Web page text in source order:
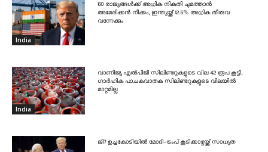
India
60 രാജ്യങ്ങൾക്ക് അധിക നികുതി ചുമത്താൻ
അമേരിക്കൻ നീക്കം, ഇന്ത്യയ്ക്ക് 12.5% അധിക തീരുവ
വന്നേക്കും
India
വാണിജ്യ എൽപിജി സിലിണ്ടറുകളുടെ വില 42 രൂപ കൂട്ടി,
ഗാർഹിക പാചകവാതക സിലിണ്ടറുകളുടെ വിലയിൽ
മാറ്റമില്ല
ജി7 ഉച്ചകോടിയിൽ മോദി-ട്രംപ് കൂടിക്കാഴ്ചയ്ക്ക് സാധ്യത